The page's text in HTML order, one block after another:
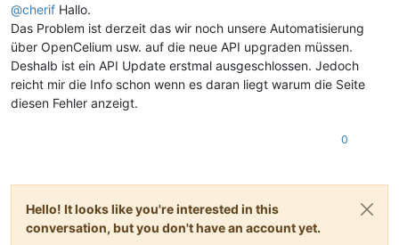
@cherif Hallo.
Das Problem ist derzeit das wir noch unsere Automatisierung
über OpenCelium usw. auf die neue API upgraden müssen.
Deshalb ist ein API Update erstmal ausgeschlossen. Jedoch
reicht mir die Info schon wenn es daran liegt warum die Seite
diesen Fehler anzeigt.
0
Hello! It looks like you're interested in this
conversation, but you don't have an account yet.